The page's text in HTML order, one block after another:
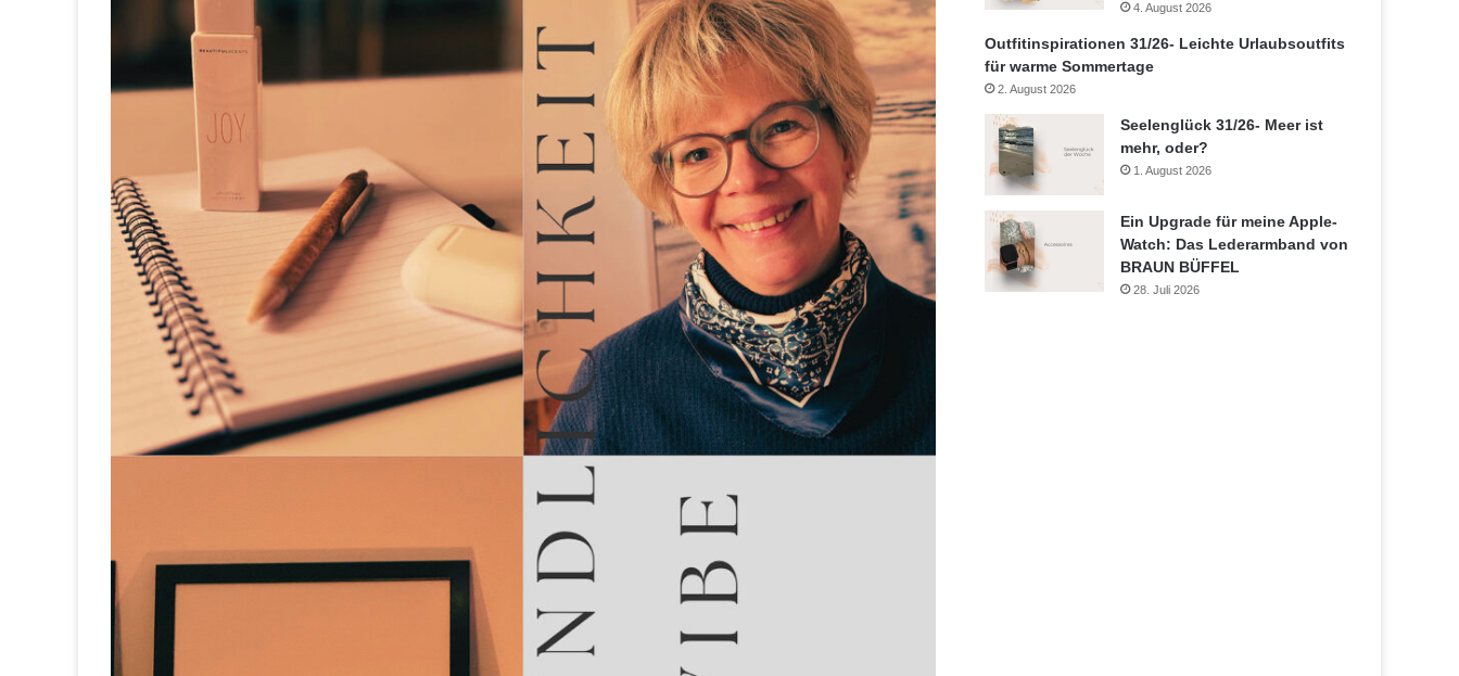
4. August 2026
Outfitinspirationen 31/26- Leichte Urlaubsoutfits
für warme Sommertage
2. August 2026
Seelenglück 31/26- Meer ist
mehr, oder?
1. August 2026
Ein Upgrade für meine Apple-
Watch: Das Lederarmband von
BRAUN BÜFFEL
28. Juli 2026